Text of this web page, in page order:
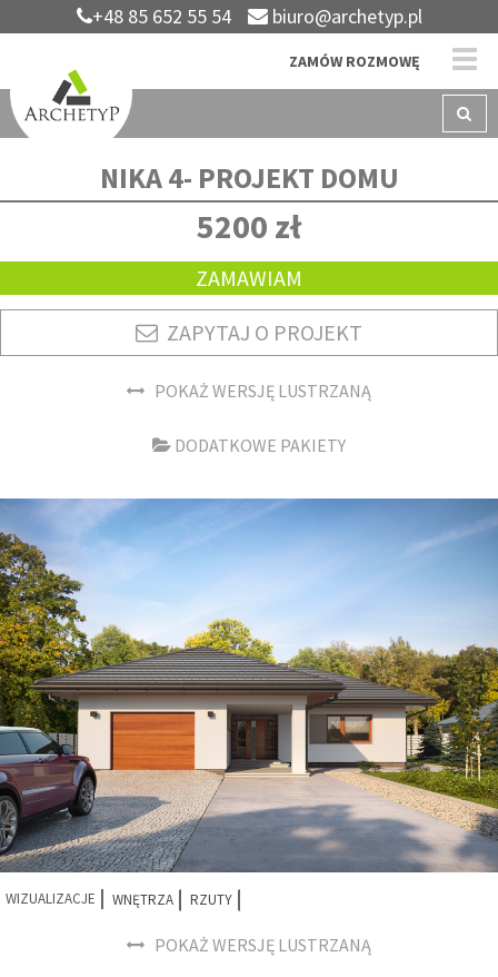
+48 85 652 55 54 biuro@archetyp.pl
ZAMÓW ROZMOWĘ
NIKA 4- PROJEKT DOMU
5200 zł
ZAMAWIAM
ZAPYTAJ O PROJEKT
POKAŻ WERSJĘ LUSTRZANĄ
DODATKOWE PAKIETY
WIZUALIZACJE WNĘTRZA RZUTY
POKAŻ WERSJĘ LUSTRZANĄ